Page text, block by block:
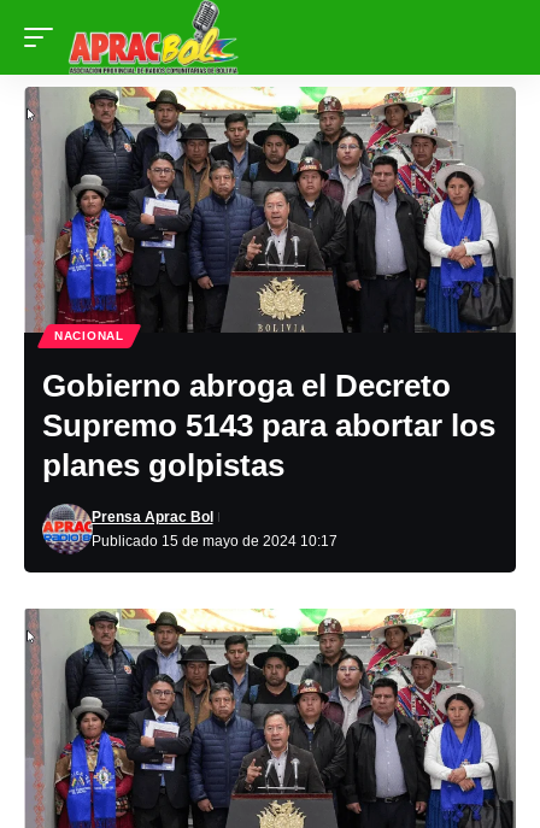
NACIONAL
Gobierno abroga el Decreto
Supremo 5143 para abortar los
planes golpistas
Publicado 15 de mayo de 2024 10:17
Prensa Aprac Bol